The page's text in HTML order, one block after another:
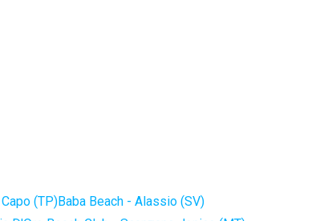
(TP)Baba Beach - Alassio (SV)